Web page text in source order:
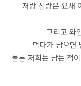
저랑 신랑은 요새
그리고 와
먹다가 남으면
물론 저희는 남는 적